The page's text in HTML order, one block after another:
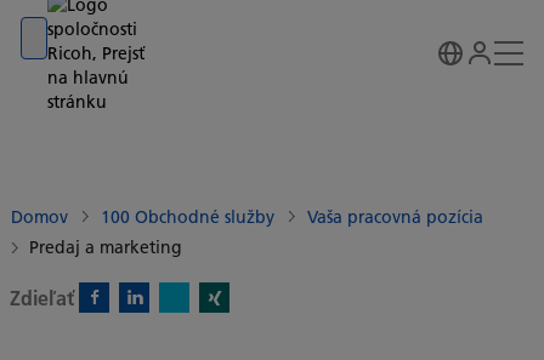
Go to banner
Go to content
Go to footer
Domov 100 Obchodné služby
Vaša pracovná pozícia
Predaj a marketing
Zdieľať